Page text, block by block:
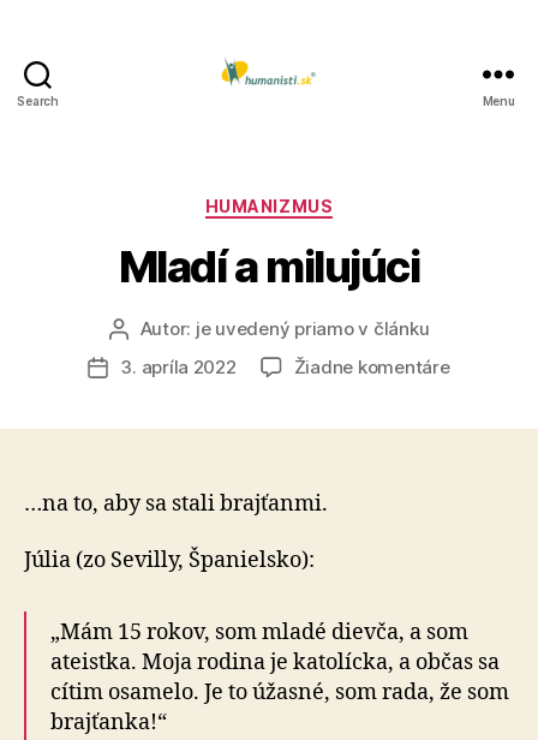
Search Menu
Kategórie
HUMANIZMUS
Mladí a milujúci
Autor
článku
Autor: je uvedený priamo v článku
Dátum
3. apríla 2022 Žiadne komentárena
…na to, aby sa stali brajťanmi.
Júlia (zo Sevilly, Španielsko):
„Mám 15 rokov, som mladé dievča, a som
ateistka. Moja rodina je katolícka, a občas sa
cítim osamelo. Je to úžasné, som rada, že som
brajťanka!“